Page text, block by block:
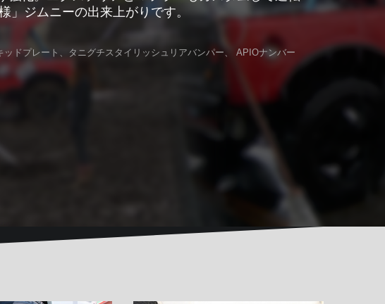
」ジムニーの出来上がりです。
ドプレート、タニグチスタイリッシュリアバンパー、 APIOナンバー